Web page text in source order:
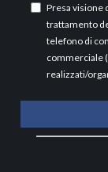
Presa visione
trattamento
telefono di
commerciale
realizzati/